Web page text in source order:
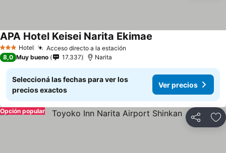
3 Estrellas
Hotel Acceso directo a la estación
APA Hotel Keisei Narita Ekimae
8,0 Muy bueno 17.337 Narita
Seleccioná las fechas para ver los
precios exactos
Ver precios
Compartir
Opción popular